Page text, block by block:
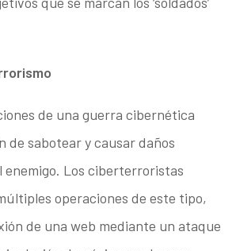
de una guerra cibernética
de sabotear y causar daños
enemigo. Los ciberterroristas
operaciones de este tipo,
de una web mediante un ataque